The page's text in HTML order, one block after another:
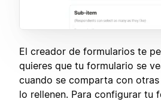
El creador de formularios te
quieres que tu formulario se
cuando se comparta con
lo rellenen. Para configurar tu